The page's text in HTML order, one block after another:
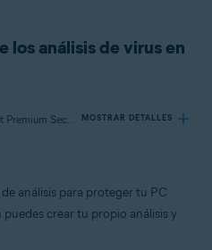
los análisis de virus en
Se aplica a Avast Free Antivirus, Avast Premium Security MOSTRAR DETALLES
análisis para proteger tu PC
crear tu propio análisis y